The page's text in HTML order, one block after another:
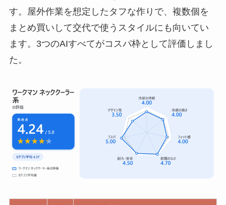
す。屋外作業を想定したタフな作りで、複数個を
まとめ買いして交代で使うスタイルにも向いてい
ます。3つのAIすべてがコスパ枠として評価しまし
た。